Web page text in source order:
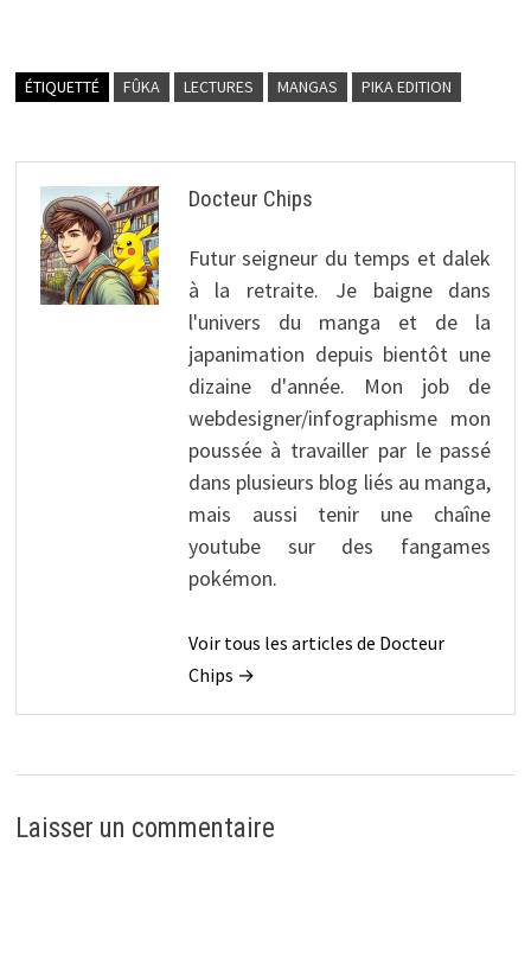
ÉTIQUETTÉ FÛKA LECTURES MANGAS PIKA EDITION
Docteur Chips
Futur seigneur du temps et dalek
à la retraite. Je baigne dans
l'univers du manga et de la
japanimation depuis bientôt une
dizaine d'année. Mon job de
webdesigner/infographisme mon
poussée à travailler par le passé
dans plusieurs blog liés au manga,
mais aussi tenir une chaîne
youtube sur des fangames
pokémon.
Voir tous les articles de Docteur
Chips →
Laisser un commentaire